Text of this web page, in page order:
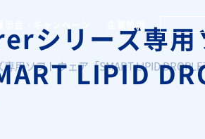
企業情報
用ソフトウェア「SMART LIPID DROPLET
シリーズ専用
LIPID